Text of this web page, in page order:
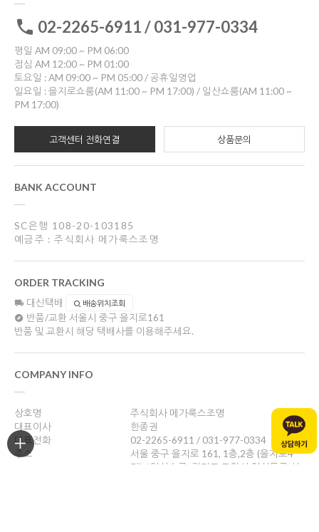
02-2265-6911 / 031-977-0334
평일 AM 09:00 ~ PM 06:00
점심 AM 12:00 ~ PM 01:00
토요일 : AM 09:00 ~ PM 05:00 / 공휴일영업
일요일 : 을지로쇼룸(AM 11:00 ~ PM 17:00) / 일산쇼룸(AM 11:00 ~
PM 17:00)
고객센터 전화연결 상품문의
BANK ACCOUNT
SC은행 108-20-103185
예금주 : 주식회사 메가룩스조명
ORDER TRACKING
대신택배 배송위치조회
반품/교환 서울시 중구 을지로161
반품 및 교환시 해당 택배사를 이용해주세요.
COMPANY INFO
상호명
주식회사 메가룩스조명
대표이사
한종권
대표전화
02-2265-6911 / 031-977-0334
주소
서울 중구 을지로 161, 1층,2층 (을지로4
가) / 일산쇼룸: 경기도 고양시 일산동구 성